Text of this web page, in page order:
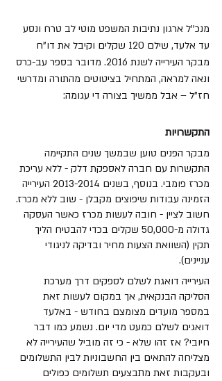
מנכ''ל ארגון נתיבות המשפט מוטי לב טרח ונסע
עד אלעד, שילם 120 שקלים וקיבל את דו"ח
מבקר העירייה לשנת 2016. מדובר בספר עב-כרס
ונאה למראה, המתחיל בציטוטים מהתורה ומדרשי
חז"ל – אבל ממשיך בצורה די עגומה:
התקשרויות
מבקר הפנים טוען שבמשך שנים התקיימה
התקשרות עם חברה לאספקת דלק - ללא עריכת
מכרז פומבי. בנוסף, בשנים 2013-2014 העירייה
הזמינה עבודות שיפוצים מקבלן - שוב ללא מכרז.
חשוב לציין - חובה לעשות מכרז כאשר העסקה
גדולה מ-50,000 שקלים בכדי להבטיח הליך
תקין (השוואת הצעות מחיר ובדיקה לניגודי
עניינים).
העירייה דואגת לשלם לספקים דרך מערכת
הסליקה הבנקאית, אך במקום לעשות זאת
במספר מועדים מצומצם בחודש - באלעד
דואגים לשלם כמעט מדי יום. נשמע כמו דבר
חיובי? אז זהו שלא - כי זה מוביל שהעירייה לא
מצליחה להתאים בין החשבוניות לבין התשלומים
ובעקבות זאת מתבצעים תשלומים כפולים